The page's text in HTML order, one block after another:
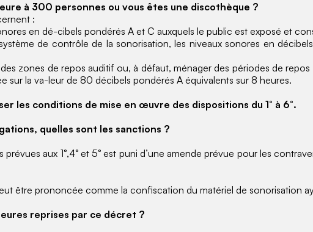
à 300 personnes ou vous êtes une discothèque ?
:
en dé-cibels pondérés A et C auxquels le public est exposé et
de contrôle de la sonorisation, les niveaux sonores en
zones de repos auditif ou, à défaut, ménager des périodes de
sur la va-leur de 80 décibels pondérés A équivalents sur 8 heures.
les conditions de mise en œuvre des dispositions du 1° à 6°.
quelles sont les sanctions ?
aux 1°,4° et 5° est puni d’une amende prévue pour les
être prononcée comme la confiscation du matériel de sonorisation
reprises par ce décret ?